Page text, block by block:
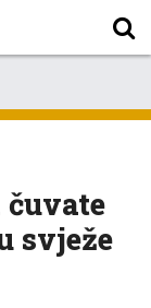
čuvate
svježe